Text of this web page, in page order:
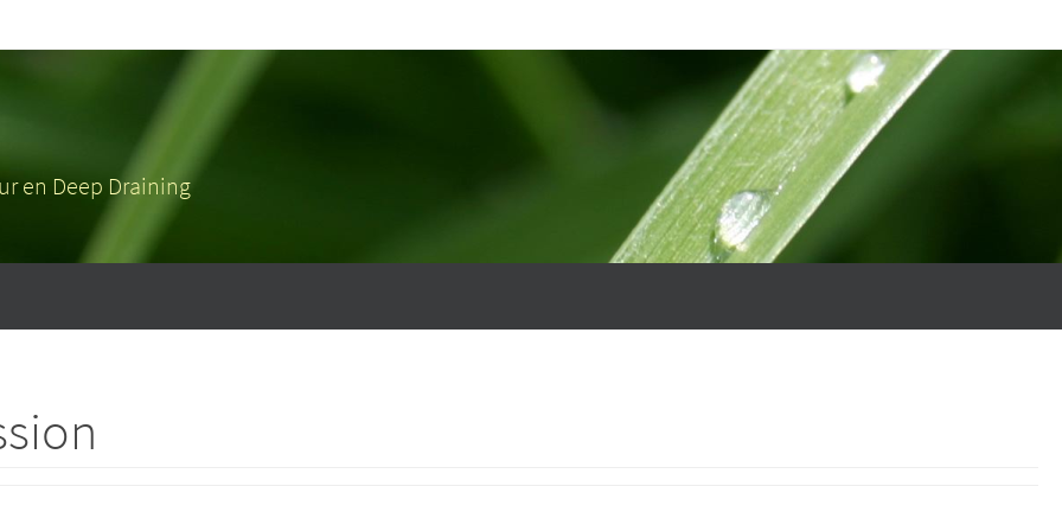
en Deep Draining